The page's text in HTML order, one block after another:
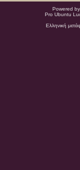
Powered by
Pro Ubuntu
Ελληνική